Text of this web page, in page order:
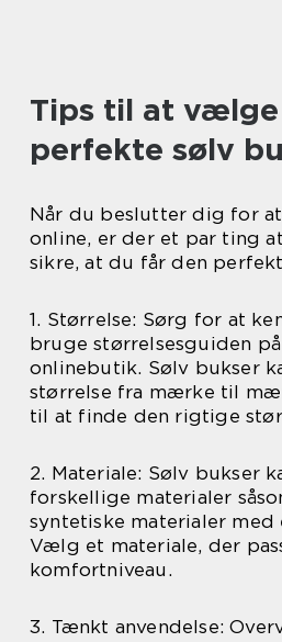
Tips til at
perfekte sølv
Når du beslutter dig for
online, er der et par ting
sikre, at du får den
1. Størrelse: Sørg for at
bruge størrelsesguiden
onlinebutik. Sølv bukser
størrelse fra mærke til
til at finde den rigtige
2. Materiale: Sølv bukser
forskellige materialer
syntetiske materialer
Vælg et materiale, der
komfortniveau.
3. Tænkt anvendelse: